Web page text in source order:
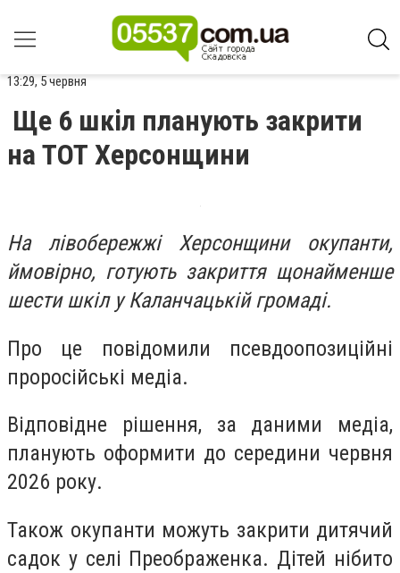
13:29, 5 червня
Ще 6 шкіл планують закрити
на ТОТ Херсонщини
На лівобережжі Херсонщини окупанти,
ймовірно, готують закриття щонайменше
шести шкіл у Каланчацькій громаді.
Про це повідомили псевдоопозиційні
проросійські медіа.
Відповідне рішення, за даними медіа,
планують оформити до середини червня
2026 року.
Також окупанти можуть закрити дитячий
садок у селі Преображенка. Дітей нібито